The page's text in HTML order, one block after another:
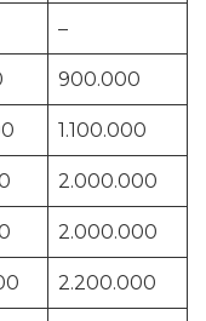
–
900.000
1.100.000
2.000.000
2.000.000
2.200.000